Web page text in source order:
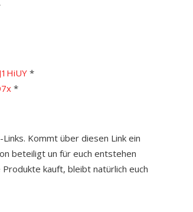
*
*
Kommt über diesen Link ein
beteiligt un für euch entstehen
kauft, bleibt natürlich euch